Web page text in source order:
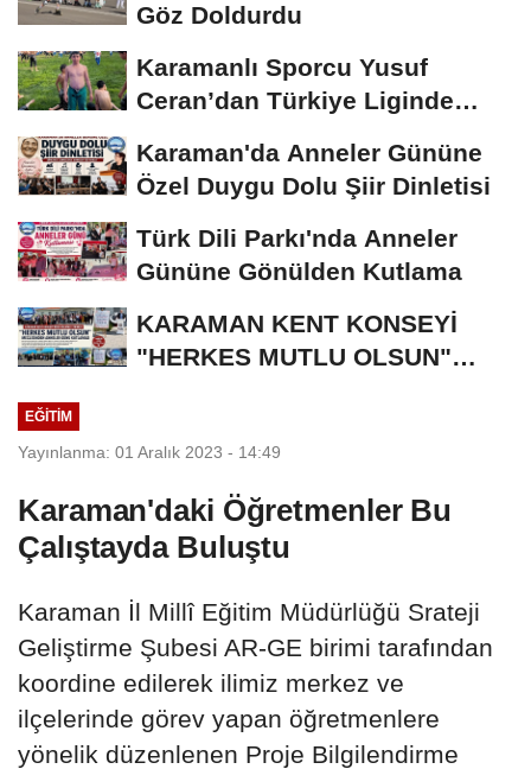
Göz Doldurdu
Karamanlı Sporcu Yusuf
Ceran’dan Türkiye Liginde
Karaman'da Anneler Gününe
Özel Duygu Dolu Şiir Dinletisi
Türk Dili Parkı'nda Anneler
Gününe Gönülden Kutlama
KARAMAN KENT KONSEYİ
"HERKES MUTLU OLSUN"
EĞITIM
Yayınlanma: 01 Aralık 2023 - 14:49
Karaman'daki Öğretmenler Bu
Çalıştayda Buluştu
Karaman İl Millî Eğitim Müdürlüğü Srateji
Geliştirme Şubesi AR-GE birimi tarafından
koordine edilerek ilimiz merkez ve
ilçelerinde görev yapan öğretmenlere
yönelik düzenlenen Proje Bilgilendirme